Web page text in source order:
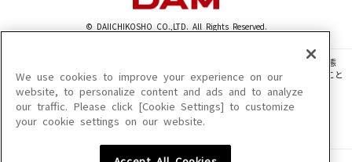
© DAIICHIKOSHO CO.,LTD. All Rights Reserved.
このサイトに掲載されている一切の文章・画像・写真・動画・音声等を、手段や形態
を問わず、著作権法の定める範囲を超えて無断で複製、転載、ファイル化などすること
を禁じます。
楽曲及びコンテンツは、機種によりご利用いただけない場合があります。
楽曲及びコンテンツの配信日、配信内容が変更になる場合があります。
We use cookies to improve your experience on our
website, to personalize content and ads and to analyze
our traffic. Please click [Cookie Settings] to customize
your cookie settings on our website.